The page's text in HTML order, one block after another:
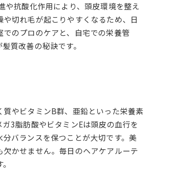
や抗酸化作用により、頭皮環境を整え
切れ毛が起こりやすくなるため、日
のプロのケアと、自宅での栄養管
質改善の秘訣です。
やビタミンB群、亜鉛といった栄養素
3脂肪酸やビタミンEは頭皮の血行を
バランスを保つことが大切です。美
かせません。毎日のヘアケアルーテ